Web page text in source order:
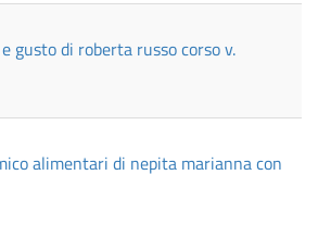
gusto di roberta russo corso v.
alimentari di nepita marianna con